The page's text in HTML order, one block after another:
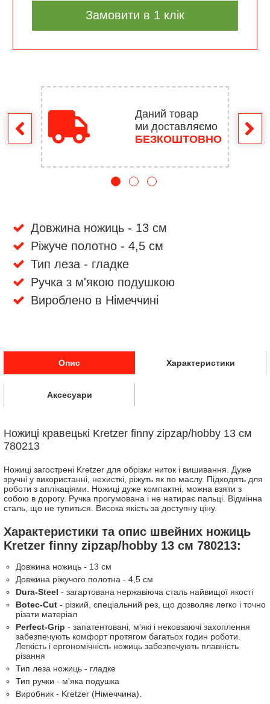
Замовити в 1 клік
Даний товар
ми доставляємо
БЕЗКОШТОВНО
Довжина ножиць - 13 см
Ріжуче полотно - 4,5 см
Тип леза - гладке
Ручка з м'якою подушкою
Вироблено в Німеччині
Опис Характеристики
Аксесуари
Ножиці кравецькі Kretzer finny zipzap/hobby 13 см
780213
Ножиці загострені Kretzer для обрізки ниток і вишивання. Дуже
зручні у використанні, нехисткі, ріжуть як по маслу. Підходять для
роботи з аплікаціями. Ножиці дуже компактні, можна взяти з
собою в дорогу. Ручка прогумована і не натирає пальці. Відмінна
сталь, що не тупиться. Висока якість за доступну ціну.
Характеристики та опис швейних ножиць
Kretzer finny zipzap/hobby 13 см 780213:
Довжина ножиць - 13 см
Довжина ріжучого полотна - 4,5 см
Dura-Steel - загартована нержавіюча сталь найвищої якості
Botec-Cut - різкий, спеціальний рез, що дозволяє легко і точно
різати матеріал
Perfect-Grip - запатентовані, м'які і нековзаючі захоплення
забезпечують комфорт протягом багатьох годин роботи.
Легкість і ергономічність ножиць забезпечують плавність
різання
Тип леза ножиць - гладке
Тип ручки - м'яка подушка
Виробник - Kretzer (Німеччина).